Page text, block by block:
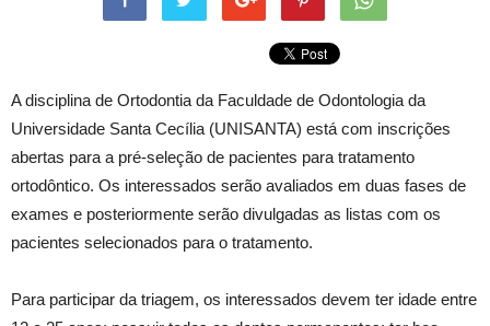
A disciplina de Ortodontia da Faculdade de Odontologia da
Universidade Santa Cecília (UNISANTA) está com inscrições
abertas para a pré-seleção de pacientes para tratamento
ortodôntico. Os interessados serão avaliados em duas fases de
exames e posteriormente serão divulgadas as listas com os
pacientes selecionados para o tratamento.
Para participar da triagem, os interessados devem ter idade entre